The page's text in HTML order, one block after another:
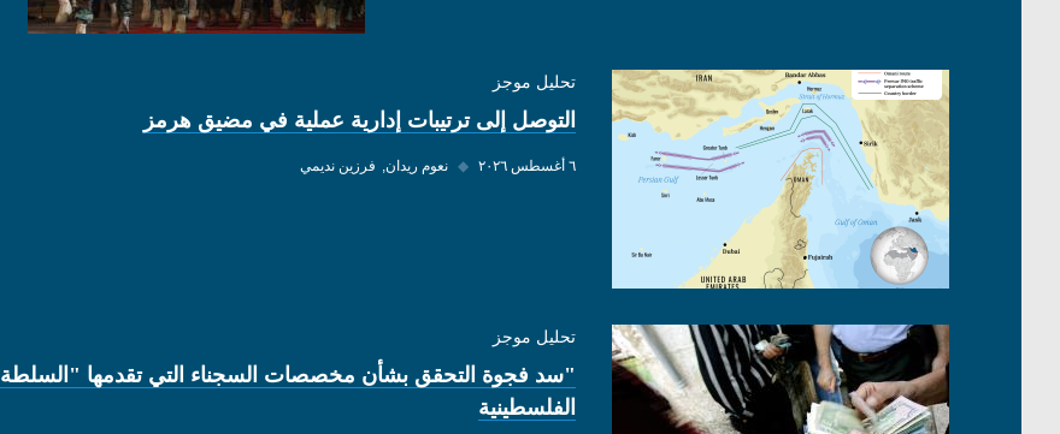
تحليل موجز
التوصل إلى ترتيبات إدارية عملية في مضيق هرمز
٦ أغسطس ٢٠٢٦ ◆ نعوم ريدان فرزين نديمي
تحليل موجز
"سد فجوة التحقق بشأن مخصصات السجناء التي تقدمها "السلطة
الفلسطينية